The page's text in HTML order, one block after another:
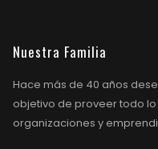
Nuestra Familia
Hace más de 40 años
objetivo de proveer todo
organizaciones y